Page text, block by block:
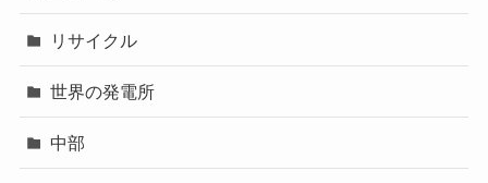
リサイクル
世界の発電所
中部